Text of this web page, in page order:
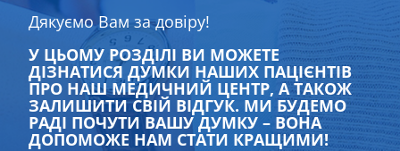
Дякуємо Вам за довіру!
У ЦЬОМУ РОЗДІЛІ ВИ МОЖЕТЕ
ДІЗНАТИСЯ ДУМКИ НАШИХ ПАЦІЄНТІВ
ПРО НАШ МЕДИЧНИЙ ЦЕНТР, А ТАКОЖ
ЗАЛИШИТИ СВІЙ ВІДГУК. МИ БУДЕМО
РАДІ ПОЧУТИ ВАШУ ДУМКУ – ВОНА
ДОПОМОЖЕ НАМ СТАТИ КРАЩИМИ!